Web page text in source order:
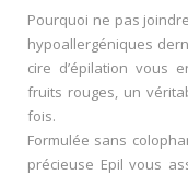
Pourquoi ne pas
hypoallergéniques
cire d’épilation vous
fruits rouges, un
fois.
Formulée sans
précieuse Epil vous